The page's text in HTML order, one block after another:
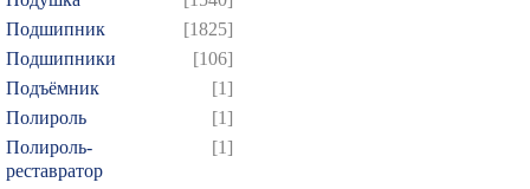
Подшипник
[1825]
Подшипники
[106]
Подъёмник
[1]
Полироль
[1]
Полироль-
реставратор
[1]